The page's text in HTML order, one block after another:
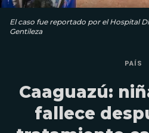
El caso fue reportado por el Hospital
Gentileza
PAÍS
Caaguazú:
fallece